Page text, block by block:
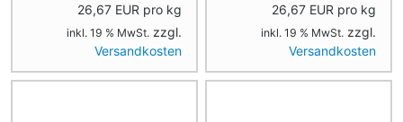
26,67 EUR pro kg
inkl. 19 % MwSt. zzgl.
Versandkosten
26,67 EUR pro kg
inkl. 19 % MwSt. zzgl.
Versandkosten